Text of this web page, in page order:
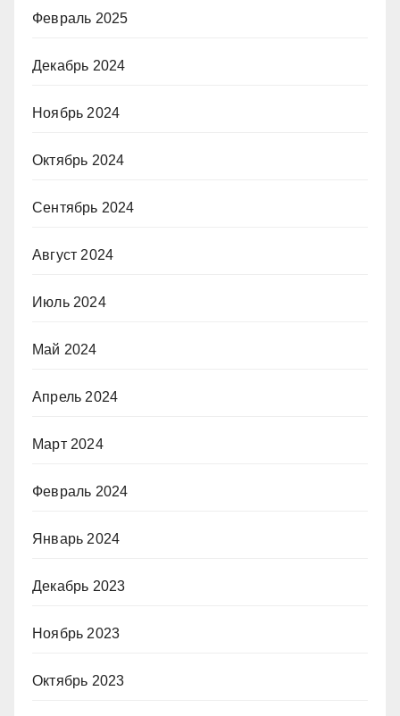
Февраль 2025
Декабрь 2024
Ноябрь 2024
Октябрь 2024
Сентябрь 2024
Август 2024
Июль 2024
Май 2024
Апрель 2024
Март 2024
Февраль 2024
Январь 2024
Декабрь 2023
Ноябрь 2023
Октябрь 2023